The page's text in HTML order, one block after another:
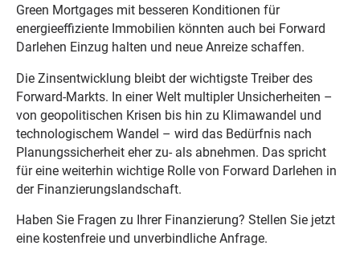
Green Mortgages mit besseren Konditionen für
energieeffiziente Immobilien könnten auch bei Forward
Darlehen Einzug halten und neue Anreize schaffen.
Die Zinsentwicklung bleibt der wichtigste Treiber des
Forward-Markts. In einer Welt multipler Unsicherheiten –
von geopolitischen Krisen bis hin zu Klimawandel und
technologischem Wandel – wird das Bedürfnis nach
Planungssicherheit eher zu- als abnehmen. Das spricht
für eine weiterhin wichtige Rolle von Forward Darlehen in
der Finanzierungslandschaft.
Haben Sie Fragen zu Ihrer Finanzierung? Stellen Sie jetzt
eine kostenfreie und unverbindliche Anfrage.